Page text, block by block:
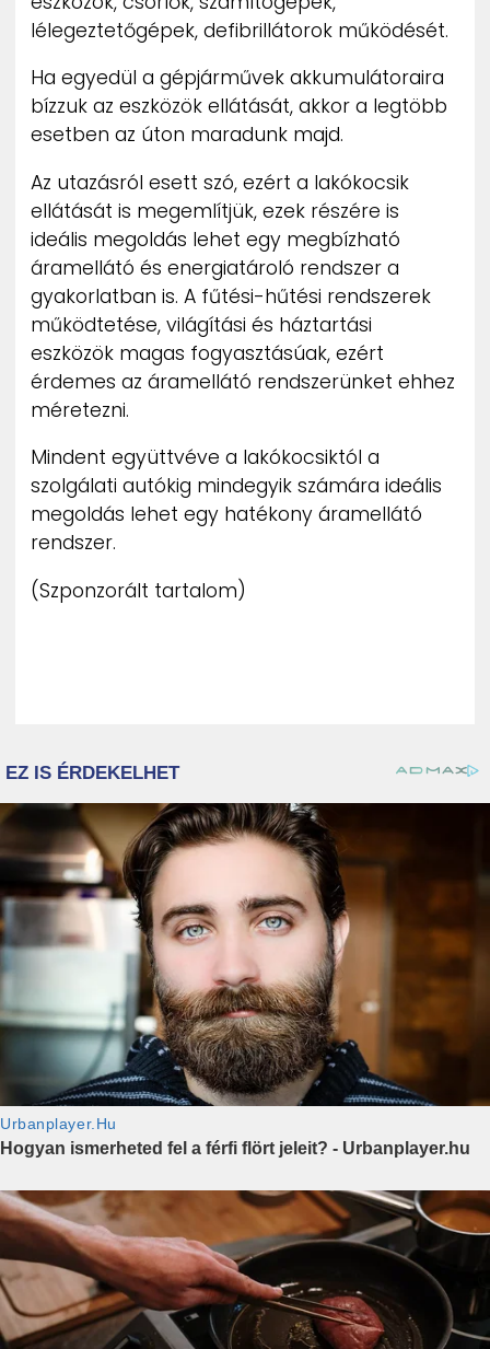
lélegeztetőgépek, defibrillátorok működését.
Ha egyedül a gépjárművek akkumulátoraira
bízzuk az eszközök ellátását, akkor a legtöbb
esetben az úton maradunk majd.
Az utazásról esett szó, ezért a lakókocsik
ellátását is megemlítjük, ezek részére is
ideális megoldás lehet egy megbízható
áramellátó és energiatároló rendszer a
gyakorlatban is. A fűtési-hűtési rendszerek
működtetése, világítási és háztartási
eszközök magas fogyasztásúak, ezért
érdemes az áramellátó rendszerünket ehhez
méretezni.
Mindent együttvéve a lakókocsiktól a
szolgálati autókig mindegyik számára ideális
megoldás lehet egy hatékony áramellátó
rendszer.
(Szponzorált tartalom)